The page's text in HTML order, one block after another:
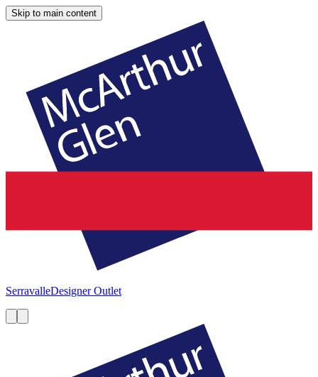
Skip to main content
SerravalleDesigner Outlet